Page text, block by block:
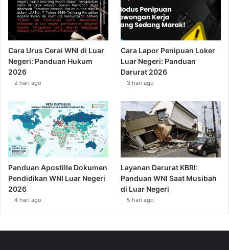
Cara Urus Cerai WNI di Luar
Negeri: Panduan Hukum
2026
2 hari ago
Cara Lapor Penipuan Loker
Luar Negeri: Panduan
Darurat 2026
3 hari ago
Panduan Apostille Dokumen
Pendidikan WNI Luar Negeri
2026
4 hari ago
Layanan Darurat KBRI:
Panduan WNI Saat Musibah
di Luar Negeri
5 hari ago